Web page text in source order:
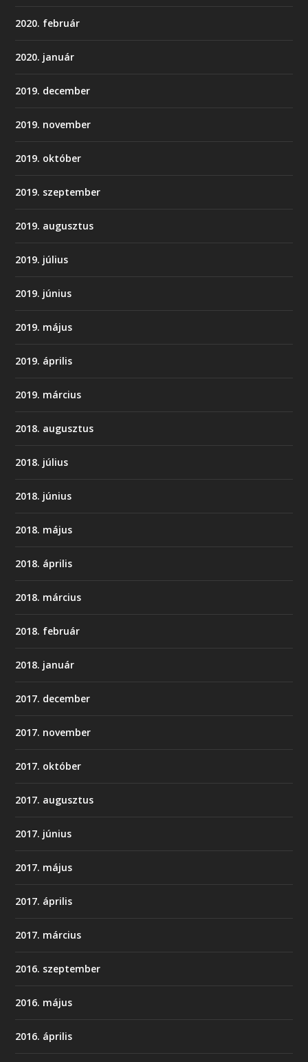
2020. február
2020. január
2019. december
2019. november
2019. október
2019. szeptember
2019. augusztus
2019. július
2019. június
2019. május
2019. április
2019. március
2018. augusztus
2018. július
2018. június
2018. május
2018. április
2018. március
2018. február
2018. január
2017. december
2017. november
2017. október
2017. augusztus
2017. június
2017. május
2017. április
2017. március
2016. szeptember
2016. május
2016. április